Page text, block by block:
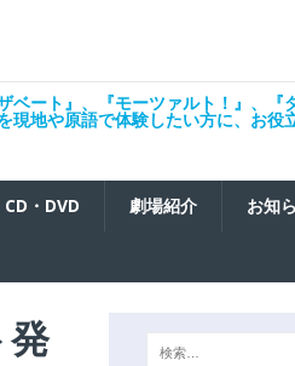
ート』、『モーツァルト！』、『
地や原語で体験したい方に、お役
CD・DVD 劇場紹介 お知